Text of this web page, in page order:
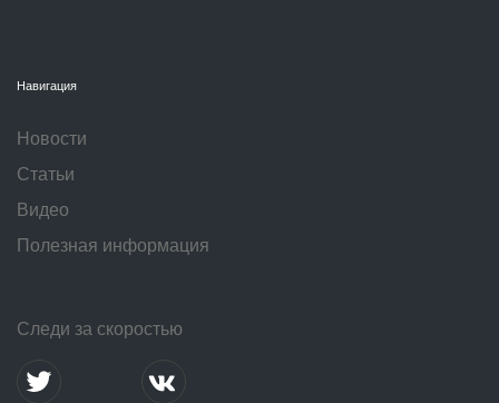
Навигация
Новости
Статьи
Видео
Полезная информация
Следи за скоростью